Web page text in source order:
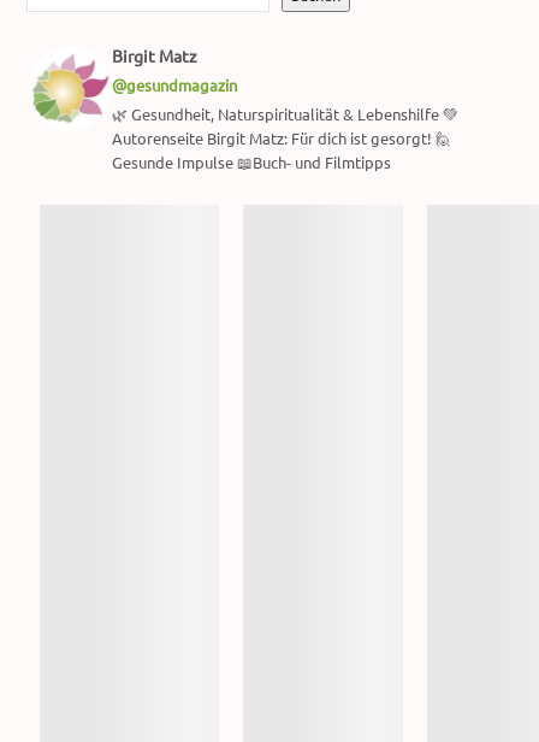
Birgit Matz
@gesundmagazin
🌿 Gesundheit, Naturspiritualität & Lebenshilfe 💚
Autorenseite Birgit Matz: Für dich ist gesorgt! 🙋
Gesunde Impulse 📖Buch- und Filmtipps